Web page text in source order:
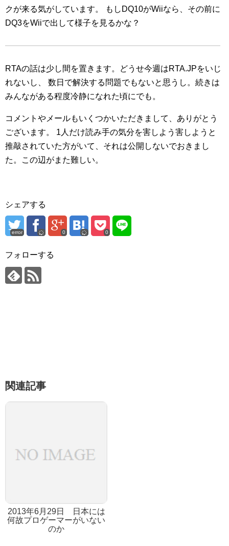
クが来る気がしています。
もしDQ10がWiiなら、その前に
DQ3をWiiで出して様子を見るかな？
RTAの話は少し間を置きます。どうせ今週はRTA.JPをいじ
れないし、
数日で解決する問題でもないと思うし。続きは
みんながある程度冷静になれた頃にでも。
コメントやメールもいくつかいただきまして、ありがとう
ございます。
1人だけ読み手の気分を害しよう害しようと
推敲されていた方がいて、それは公開しないでおきまし
た。この辺がまた難しい。
シェアする
error 0 0
フォローする
関連記事
2013年6月29日 日本には
何故プロゲーマーがいない
のか